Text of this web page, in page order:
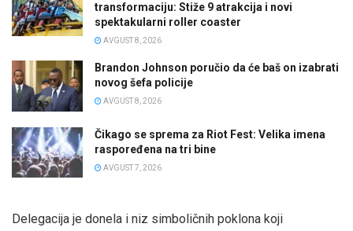
transformaciju: Stiže 9 atrakcija i novi
spektakularni roller coaster
AVGUST 8, 2026
Brandon Johnson poručio da će baš on izabrati
novog šefa policije
AVGUST 8, 2026
Čikago se sprema za Riot Fest: Velika imena
raspoređena na tri bine
AVGUST 7, 2026
Delegacija je donela i niz simboličnih poklona koji